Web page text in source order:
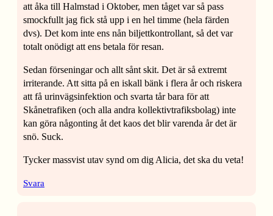
att åka till Halmstad i Oktober, men tåget var så pass
smockfullt jag fick stå upp i en hel timme (hela färden
dvs). Det kom inte ens nån biljettkontrollant, så det var
totalt onödigt att ens betala för resan.
Sedan förseningar och allt sånt skit. Det är så extremt
irriterande. Att sitta på en iskall bänk i flera år och riskera
att få urinvägsinfektion och svarta tår bara för att
Skånetrafiken (och alla andra kollektivtrafiksbolag) inte
kan göra någonting åt det kaos det blir varenda år det är
snö. Suck.
Tycker massvist utav synd om dig Alicia, det ska du veta!
Svara